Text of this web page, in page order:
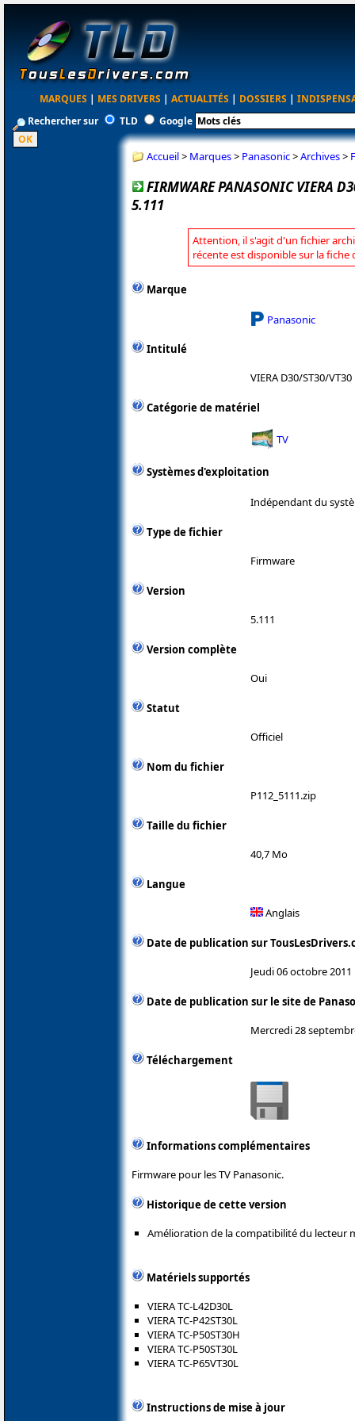
MARQUES | MES DRIVERS | ACTUALITÉS | DOSSIERS |
Rechercher sur
TLD Google
Accueil> Marques> Panasonic>Archives>
FIRMWARE PANASONIC VIERA
5.111
Attention, il s'agit d'un fichier
récente est disponible sur la fiche
Marque
Panasonic
Intitulé
VIERA D30/ST30/
Catégorie de matériel
TV
Systèmes d'exploitation
Indépendant du
Type de fichier
Firmware
Version
5.111
Version complète
Oui
Statut
Officiel
Nom du fichier
P112_5111.zip
Taille du fichier
40,7 Mo
Langue
Anglais
Date de publication sur
Jeudi 06 octobre 2011
Date de publication sur le site de
Mercredi 28
Téléchargement
Informations complémentaires
Firmware pour les TV Panasonic.
Historique de cette version
Amélioration de la compatibilité du lecteur
Matériels supportés
VIERA TC-L42D30L
VIERA TC-P42ST30L
VIERA TC-P50ST30H
VIERA TC-P50ST30L
VIERA TC-P65VT30L
Instructions de mise à jour